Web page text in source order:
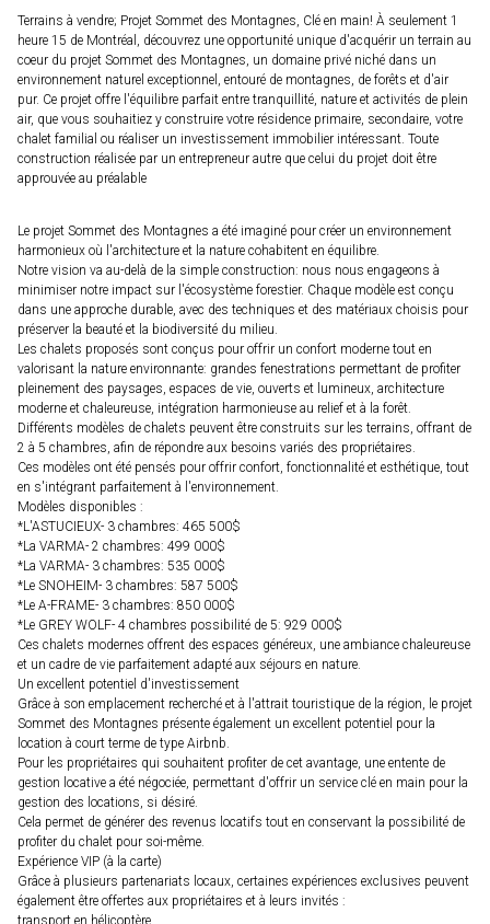
Terrains à vendre; Projet Sommet des Montagnes, Clé en main! À seulement 1
heure 15 de Montréal, découvrez une opportunité unique d'acquérir un terrain au
coeur du projet Sommet des Montagnes, un domaine privé niché dans un
environnement naturel exceptionnel, entouré de montagnes, de forêts et d'air
pur. Ce projet offre l'équilibre parfait entre tranquillité, nature et activités de plein
air, que vous souhaitiez y construire votre résidence primaire, secondaire, votre
chalet familial ou réaliser un investissement immobilier intéressant. Toute
construction réalisée par un entrepreneur autre que celui du projet doit être
approuvée au préalable
Le projet Sommet des Montagnes a été imaginé pour créer un environnement
harmonieux où l'architecture et la nature cohabitent en équilibre.
Notre vision va au-delà de la simple construction: nous nous engageons à
minimiser notre impact sur l'écosystème forestier. Chaque modèle est conçu
dans une approche durable, avec des techniques et des matériaux choisis pour
préserver la beauté et la biodiversité du milieu.
Les chalets proposés sont conçus pour offrir un confort moderne tout en
valorisant la nature environnante: grandes fenestrations permettant de profiter
pleinement des paysages, espaces de vie, ouverts et lumineux, architecture
moderne et chaleureuse, intégration harmonieuse au relief et à la forêt.
Différents modèles de chalets peuvent être construits sur les terrains, offrant de
2 à 5 chambres, afin de répondre aux besoins variés des propriétaires.
Ces modèles ont été pensés pour offrir confort, fonctionnalité et esthétique, tout
en s'intégrant parfaitement à l'environnement.
Modèles disponibles :
*L'ASTUCIEUX- 3 chambres: 465 500$
*La VARMA- 2 chambres: 499 000$
*La VARMA- 3 chambres: 535 000$
*Le SNOHEIM- 3 chambres: 587 500$
*Le A-FRAME- 3 chambres: 850 000$
*Le GREY WOLF- 4 chambres possibilité de 5: 929 000$
Ces chalets modernes offrent des espaces généreux, une ambiance chaleureuse
et un cadre de vie parfaitement adapté aux séjours en nature.
Un excellent potentiel d'investissement
Grâce à son emplacement recherché et à l'attrait touristique de la région, le projet
Sommet des Montagnes présente également un excellent potentiel pour la
location à court terme de type Airbnb.
Pour les propriétaires qui souhaitent profiter de cet avantage, une entente de
gestion locative a été négociée, permettant d'offrir un service clé en main pour la
gestion des locations, si désiré.
Cela permet de générer des revenus locatifs tout en conservant la possibilité de
profiter du chalet pour soi-même.
Expérience VIP (à la carte)
Grâce à plusieurs partenariats locaux, certaines expériences exclusives peuvent
également être offertes aux propriétaires et à leurs invités :